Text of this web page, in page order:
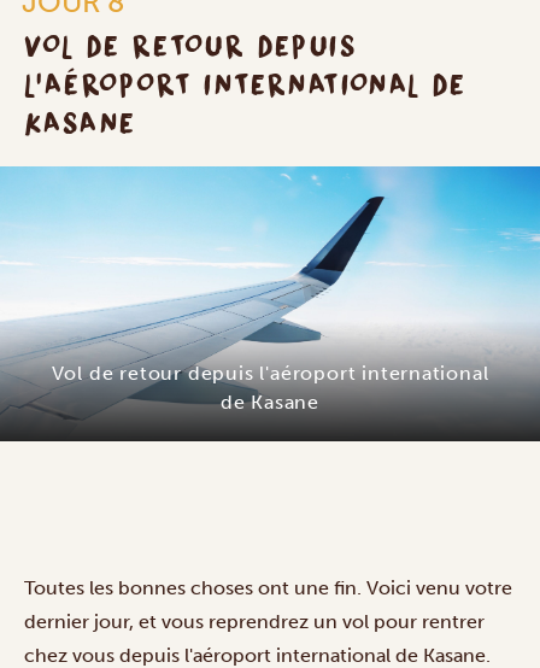
VOL DE RETOUR DEPUIS
L'AÉROPORT INTERNATIONAL DE
KASANE
Vol de retour depuis l'aéroport international
de Kasane
Toutes les bonnes choses ont une fin. Voici venu votre
dernier jour, et vous reprendrez un vol pour rentrer
chez vous depuis l'aéroport international de Kasane.